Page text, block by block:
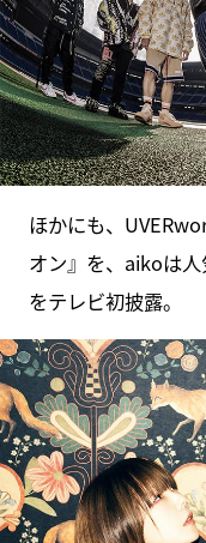
ほかにも、
オン』を、aikoは人
をテレビ初披露。